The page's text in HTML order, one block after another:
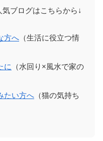
ブログはこちらから↓
方へ （生活に役立つ情
に
（水回り×風水で家の
たい方へ （猫の気持ち